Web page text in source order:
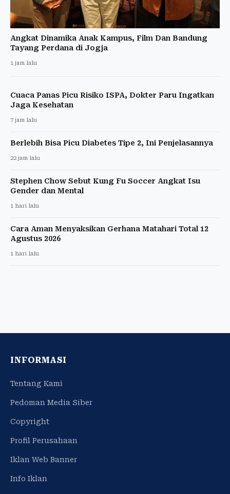
Angkat Dinamika Anak Kampus, Film Dan Bandung
Tayang Perdana di Jogja
1 jam lalu
Cuaca Panas Picu Risiko ISPA, Dokter Paru Ingatkan
Jaga Kesehatan
7 jam lalu
Berlebih Bisa Picu Diabetes Tipe 2, Ini Penjelasannya
22 jam lalu
Stephen Chow Sebut Kung Fu Soccer Angkat Isu
Gender dan Mental
1 hari lalu
Cara Aman Menyaksikan Gerhana Matahari Total 12
Agustus 2026
1 hari lalu
INFORMASI
Tentang Kami
Pedoman Media Siber
Copyright
Profil Perusahaan
Iklan Web Banner
Info Iklan